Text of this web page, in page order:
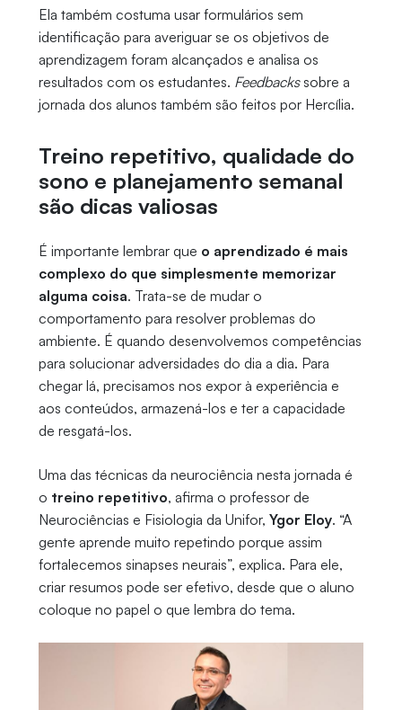
Ela também costuma usar formulários sem
identificação para averiguar se os objetivos de
aprendizagem foram alcançados e analisa os
resultados com os estudantes. Feedbackssobre a
jornada dos alunos também são feitos por Hercília.
Treino repetitivo, qualidade do
sono e planejamento semanal
são dicas valiosas
É importante lembrar que o aprendizado é mais
complexo do que simplesmente memorizar
alguma coisa. Trata-se de mudar o
comportamento para resolver problemas do
ambiente. É quando desenvolvemos competências
para solucionar adversidades do dia a dia. Para
chegar lá, precisamos nos expor à experiência e
aos conteúdos, armazená-los e ter a capacidade
de resgatá-los.
Uma das técnicas da neurociência nesta jornada é
o treino repetitivo, afirma o professor de
Neurociências e Fisiologia da Unifor, Ygor Eloy. “A
gente aprende muito repetindo porque assim
fortalecemos sinapses neurais”, explica. Para ele,
criar resumos pode ser efetivo, desde que o aluno
coloque no papel o que lembra do tema.